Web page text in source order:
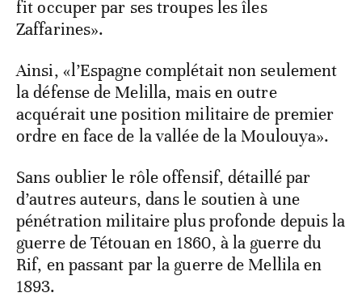
fit occuper par ses troupes les îles
Zaffarines».
Ainsi, «l’Espagne complétait non seulement
la défense de Melilla, mais en outre
acquérait une position militaire de premier
ordre en face de la vallée de la Moulouya».
Sans oublier le rôle offensif, détaillé par
d’autres auteurs, dans le soutien à une
pénétration militaire plus profonde depuis la
guerre de Tétouan en 1860, à la guerre du
Rif, en passant par la guerre de Mellila en
1893.